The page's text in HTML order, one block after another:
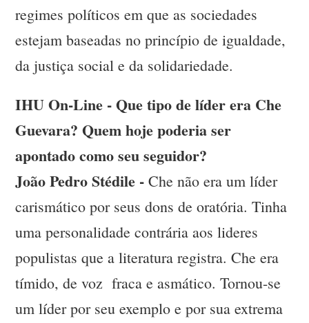
regimes políticos em que as sociedades
estejam baseadas no princípio de igualdade,
da justiça social e da solidariedade.
IHU On-Line - Que tipo de líder era Che
Guevara? Quem hoje poderia ser
apontado como seu seguidor?
João Pedro Stédile - Che não era um líder
carismático por seus dons de oratória. Tinha
uma personalidade contrária aos lideres
populistas que a literatura registra. Che era
tímido, de voz fraca e asmático. Tornou-se
um líder por seu exemplo e por sua extrema